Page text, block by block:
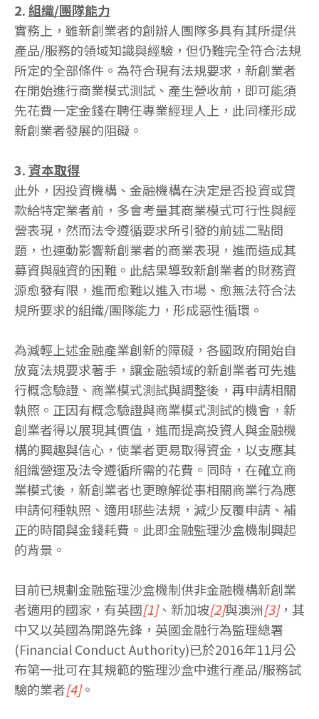
2.組織/團隊能力
實務上，雖新創業者的創辦人團隊多具有其所提供
產品/服務的領域知識與經驗，但仍難完全符合法規
所定的全部條件。為符合現有法規要求，新創業者
在開始進行商業模式測試、產生營收前，即可能須
先花費一定金錢在聘任專業經理人上，此同樣形成
新創業者發展的阻礙。
3.資本取得
此外，因投資機構、金融機構在決定是否投資或貸
款給特定業者前，多會考量其商業模式可行性與經
營表現，然而法令遵循要求所引發的前述二點問
題，也連動影響新創業者的商業表現，進而造成其
募資與融資的困難。此結果導致新創業者的財務資
源愈發有限，進而愈難以進入市場、愈無法符合法
規所要求的組織/團隊能力，形成惡性循環。
為減輕上述金融產業創新的障礙，各國政府開始自
放寬法規要求著手，讓金融領域的新創業者可先進
行概念驗證、商業模式測試與調整後，再申請相關
執照。正因有概念驗證與商業模式測試的機會，新
創業者得以展現其價值，進而提高投資人與金融機
構的興趣與信心，使業者更易取得資金，以支應其
組織營運及法令遵循所需的花費。同時，在確立商
業模式後，新創業者也更瞭解從事相關商業行為應
申請何種執照、適用哪些法規，減少反覆申請、補
正的時間與金錢耗費。此即金融監理沙盒機制興起
的背景。
目前已規劃金融監理沙盒機制供非金融機構新創業
者適用的國家，有英國[1]、新加坡[2]與澳洲[3]，其
中又以英國為開路先鋒，英國金融行為監理總署
(Financial Conduct Authority)已於2016年11月公
布第一批可在其規範的監理沙盒中進行產品/服務試
驗的業者[4]。